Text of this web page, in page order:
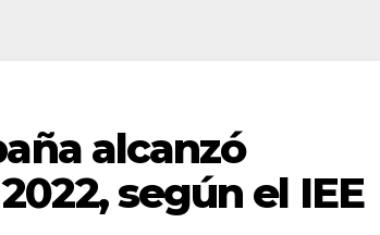
alcanzó
según el IEE